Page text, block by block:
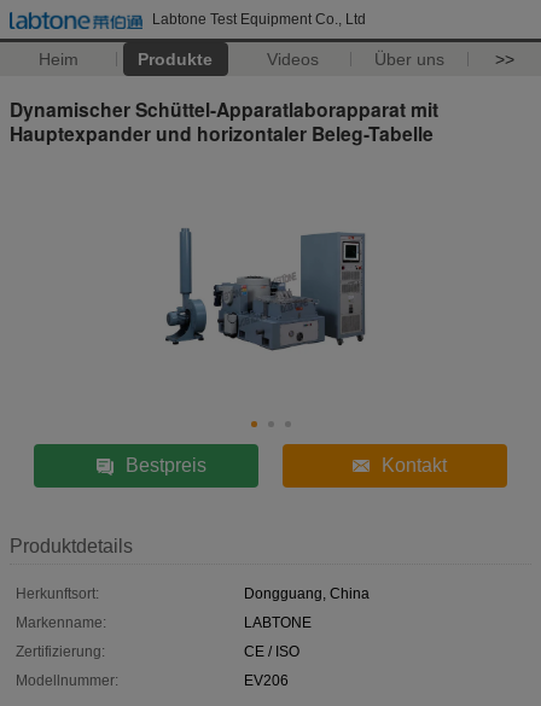
Labtone Test Equipment Co., Ltd
Heim Produkte Videos Über uns >>
Dynamischer Schüttel-Apparatlaborapparat mit
Hauptexpander und horizontaler Beleg-Tabelle
Bestpreis Kontakt
Produktdetails
Herkunftsort:
Dongguang, China
Markenname:
LABTONE
Zertifizierung:
CE / ISO
Modellnummer:
EV206